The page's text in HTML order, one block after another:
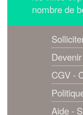
nombre de
CGV -
Aide -